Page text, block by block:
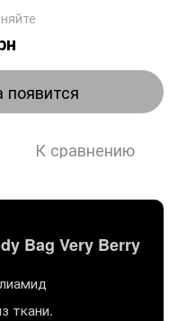
появится
К сравнению
Bag Very Berry
ткани.